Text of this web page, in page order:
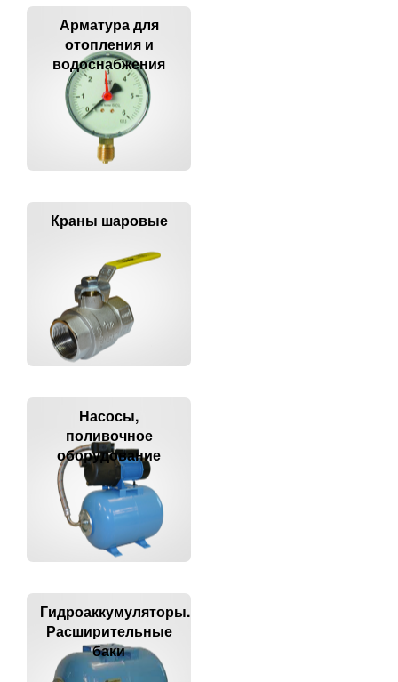
Арматура для
отопления и
водоснабжения
Краны шаровые
Насосы,
поливочное
оборудование
Гидроаккумуляторы.
Расширительные
баки